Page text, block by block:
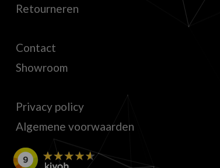
Retourneren
Contact
Showroom
Privacy policy
Algemene voorwaarden